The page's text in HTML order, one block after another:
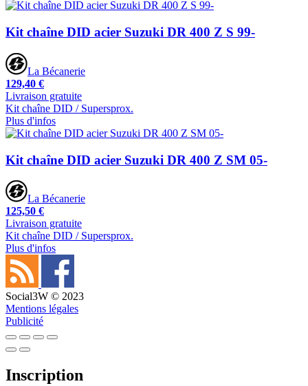
Kit chaîne DID acier Suzuki DR 400 Z S 99-
La Bécanerie
129,40 €
Livraison gratuite
Kit chaîne DID / Supersprox.
Plus d'infos
Kit chaîne DID acier Suzuki DR 400 Z SM 05-
La Bécanerie
125,50 €
Livraison gratuite
Kit chaîne DID / Supersprox.
Plus d'infos
Social3W © 2023
Mentions légales
Publicité
Inscription